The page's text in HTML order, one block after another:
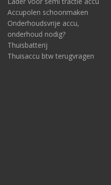
Accupolen schoonmaken
Onderhoudsvrije accu,
onderhoud nodig?
Thuisbatterij
Thuisaccu btw terugvragen